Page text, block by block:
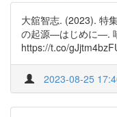
大舘智志. (2023). 特
の起源―はじめに―.
https://t.co/
2023-08-25